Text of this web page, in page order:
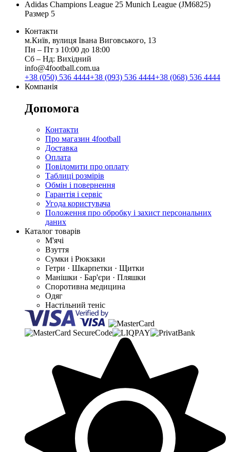
Adidas Champions League 25 Munich League (JM6825)
Размер 5
Контакти
м.Київ, вулиця Івана Виговського, 13
Пн ‒ Пт з 10:00 до 18:00
Сб ‒ Нд: Вихідний
info@4football.com.ua
+38 (050) 536 4444+38 (093) 536 4444+38 (068) 536 4444
Компанія
Допомога
Контакти
Про магазин 4football
Доставка
Оплата
Повідомити про оплату
Таблиці розмірів
Обмін і повернення
Гарантія і сервіс
Угода користувача
Положення про обробку і захист персональних
даних
Каталог товарів
М'ячі
Взуття
Сумки і Рюкзаки
Гетри · Шкарпетки · Щитки
Манішки · Бар'єри · Пляшки
Споротивна медицина
Одяг
Настільний теніс